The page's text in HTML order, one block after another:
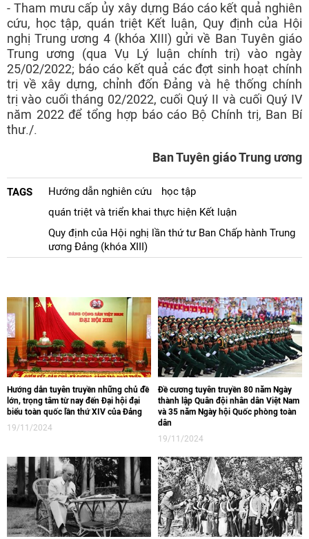
- Tham mưu cấp ủy xây dựng Báo cáo kết quả nghiên
cứu, học tập, quán triệt Kết luận, Quy định của Hội
nghị Trung ương 4 (khóa XIII) gửi về Ban Tuyên giáo
Trung ương (qua Vụ Lý luận chính trị) vào ngày
25/02/2022; báo cáo kết quả các đợt sinh hoạt chính
trị về xây dựng, chỉnh đốn Đảng và hệ thống chính
trị vào cuối tháng 02/2022, cuối Quý II và cuối Quý IV
năm 2022 để tổng hợp báo cáo Bộ Chính trị, Ban Bí
thư./.
Ban Tuyên giáo Trung ương
TAGS Hướng dẫn nghiên cứu
học tập
quán triệt và triển khai thực hiện Kết luận
Quy định của Hội nghị lần thứ tư Ban Chấp hành Trung
ương Đảng (khóa XIII)
Hướng dẫn tuyên truyền những chủ đề
lớn, trọng tâm từ nay đến Đại hội đại
biểu toàn quốc lần thứ XIV của Đảng
19/11/2024
Đề cương tuyên truyền 80 năm Ngày
thành lập Quân đội nhân dân Việt Nam
và 35 năm Ngày hội Quốc phòng toàn
dân
19/11/2024